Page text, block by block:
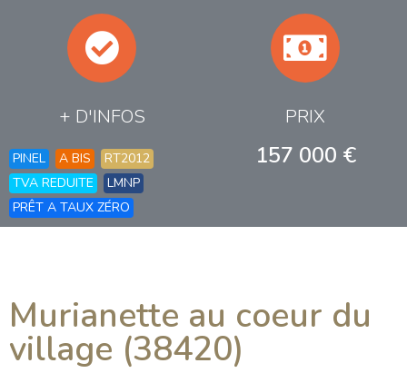
+ D'INFOS
PINEL A BIS
RT2012
TVA REDUITE
LMNP
PRÊT A TAUX ZÉRO
PRIX
157 000 €
Murianette au coeur du
village (38420)